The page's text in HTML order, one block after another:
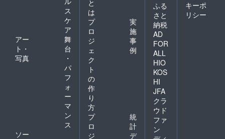
ス
ケ
ア
アー
ト・
写真
舞
台
・
パ
フ
ォ
ー
マ
ン
ス
ソー
と
は
プ
ロ
ジ
ェ
ク
ト
の
作
り
方
実
施
事
例
プ
ロ
ジ
統
計
デ
ふる
さと
納税
AD
FOR
ALL
HIO
KOS
HI
JFA
クラ
ウド
ファ
ン
キーポ
リシー